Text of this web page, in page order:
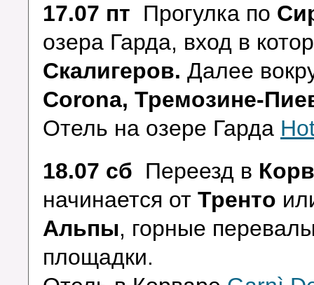
17.07 пт Прогулка по
озера Гарда, вход в
Скалигеров. Далее
Corona, Тремозине-
Отель на озере Гарда
18.07 сб Переезд в
начинается от Тренто
Альпы, горные
площадки.